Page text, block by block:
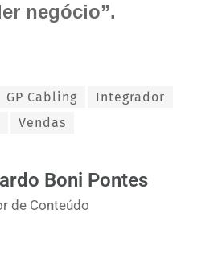
negócio”.
GP Cabling
Integrador
Vendas
Boni Pontes
de Conteúdo